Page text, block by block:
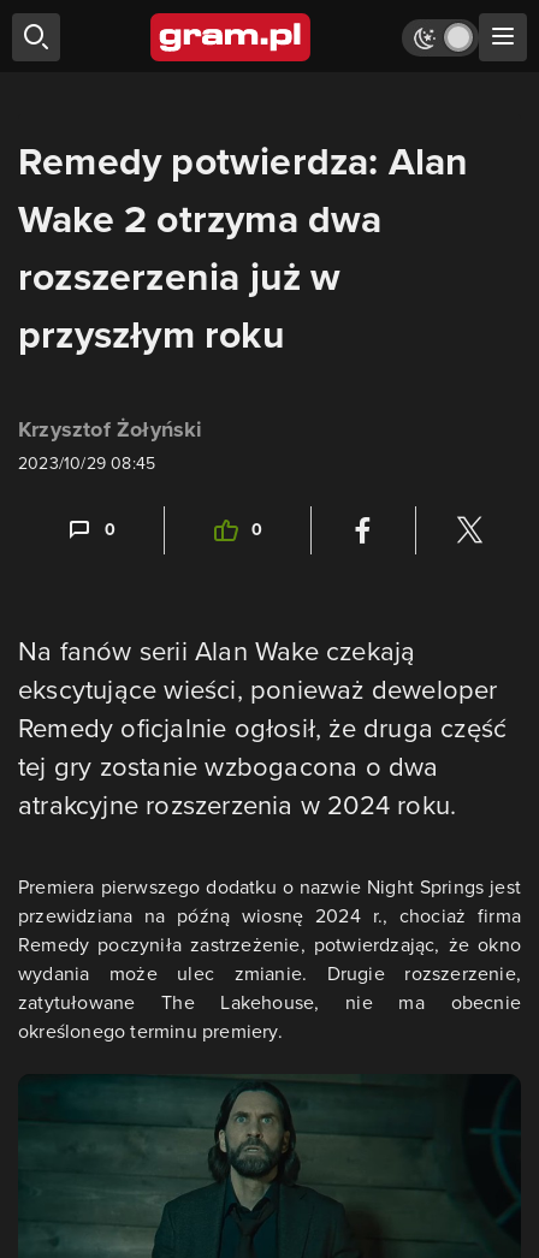
Remedy potwierdza: Alan
Wake 2 otrzyma dwa
rozszerzenia już w
przyszłym roku
Krzysztof Żołyński
2023/10/29 08:45
0 0
Na fanów serii Alan Wake czekają
ekscytujące wieści, ponieważ deweloper
Remedy oficjalnie ogłosił, że druga część
tej gry zostanie wzbogacona o dwa
atrakcyjne rozszerzenia w 2024 roku.
Premiera pierwszego dodatku o nazwie Night Springs jest
przewidziana na późną wiosnę 2024 r., chociaż firma
Remedy poczyniła zastrzeżenie, potwierdzając, że okno
wydania może ulec zmianie. Drugie rozszerzenie,
zatytułowane The Lakehouse, nie ma obecnie
określonego terminu premiery.